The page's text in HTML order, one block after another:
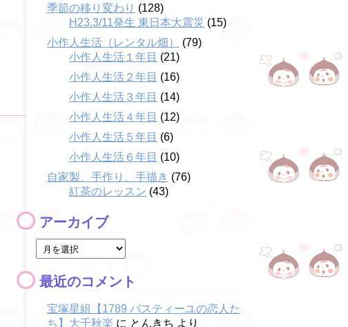
季節の移り変わり (128)
H23.3/11発生 東日本大震災 (15)
小作人生活（レンタル畑）
(79)
小作人生活１年目 (21)
小作人生活２年目 (16)
小作人生活３年目 (14)
小作人生活４年目 (12)
小作人生活５年目 (6)
小作人生活６年目 (10)
自家製、手作り、手描き (76)
紅茶のレッスン (43)
アーカイブ
最近のコメント
宝塚星組【1789 バスティーユの恋人た
ち】大千秋楽 に とんきち より